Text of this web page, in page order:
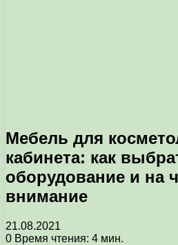
Мебель для
кабинета: как
оборудование и на
внимание
21.08.2021
0 Время чтения: 4 мин.